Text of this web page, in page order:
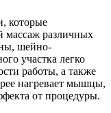
которые
массаж различных
шейно-
участка легко
работы, а также
нагревает мышцы,
от процедуры.